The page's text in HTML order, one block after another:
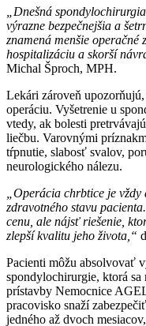
„Dnešná
výrazne bezpečnejšia a
znamená menšie
hospitalizáciu a skorší
Michal Šproch, MPH.
Lekári zároveň
operáciu. Vyšetrenie u
vtedy, ak bolesti
liečbu. Varovnými
tŕpnutie, slabosť svalov,
neurologického nálezu.
„Operácia chrbtice je
zdravotného stavu
cenu, ale nájsť riešenie,
zlepší kvalitu jeho života,“
Pacienti môžu absolvovať
spondylochirurgie, ktorá
prístavby Nemocnice
pracovisko snaží
jedného až dvoch